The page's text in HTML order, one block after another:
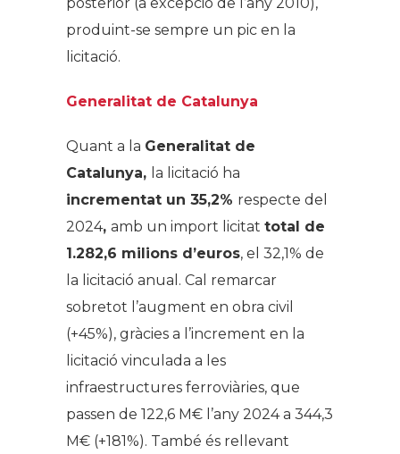
produint-se sempre un pic en la
licitació.
Generalitat de Catalunya
Quant a la Generalitat de
Catalunya, la licitació ha
incrementat un 35,2% respecte del
2024, amb un import licitat total de
1.282,6 milions d’euros, el 32,1% de
la licitació anual. Cal remarcar
sobretot l’augment en obra civil
(+45%), gràcies a l’increment en la
licitació vinculada a les
infraestructures ferroviàries, que
passen de 122,6 M€ l’any 2024 a 344,3
M€ (+181%). També és rellevant